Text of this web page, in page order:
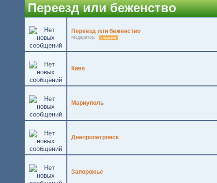
Переезд или беженство
Переезд или беженство
Модератор: лупастик
Киев
Мариуполь
Днепропетровск
Запорожье